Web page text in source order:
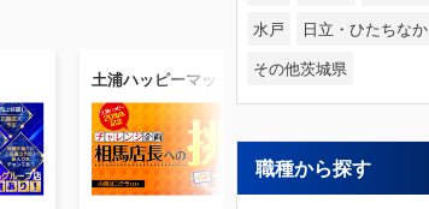
土浦ハッピーマットパラダイス
水戸 日立・ひたちなか
その他茨城県
職種から探す